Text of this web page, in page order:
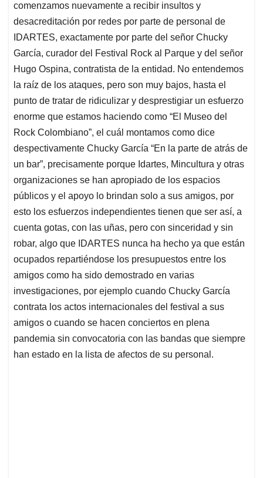
comenzamos nuevamente a recibir insultos y
desacreditación por redes por parte de personal de
IDARTES, exactamente por parte del señor Chucky
García, curador del Festival Rock al Parque y del señor
Hugo Ospina, contratista de la entidad. No entendemos
la raíz de los ataques, pero son muy bajos, hasta el
punto de tratar de ridiculizar y desprestigiar un esfuerzo
enorme que estamos haciendo como “El Museo del
Rock Colombiano”, el cuál montamos como dice
despectivamente Chucky García “En la parte de atrás de
un bar”, precisamente porque Idartes, Mincultura y otras
organizaciones se han apropiado de los espacios
públicos y el apoyo lo brindan solo a sus amigos, por
esto los esfuerzos independientes tienen que ser así, a
cuenta gotas, con las uñas, pero con sinceridad y sin
robar, algo que IDARTES nunca ha hecho ya que están
ocupados repartiéndose los presupuestos entre los
amigos como ha sido demostrado en varias
investigaciones, por ejemplo cuando Chucky García
contrata los actos internacionales del festival a sus
amigos o cuando se hacen conciertos en plena
pandemia sin convocatoria con las bandas que siempre
han estado en la lista de afectos de su personal.